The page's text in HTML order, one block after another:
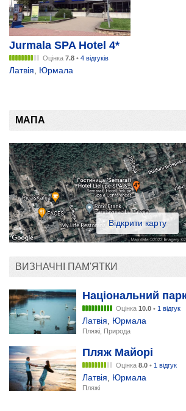
Jurmala SPA Hotel 4*
Оцінка 7.8 • 4 відгуків
Латвія Юрмала
МАПА
Відкрити карту
ВИЗНАЧНІ ПАМ'ЯТКИ
Національний
Оцінка 10.0 • 1 відгук
Латвія Юрмала
Пляжі, Природа
Пляж Майорі
Оцінка 8.0 • 1 відгук
Латвія Юрмала
Пляжі